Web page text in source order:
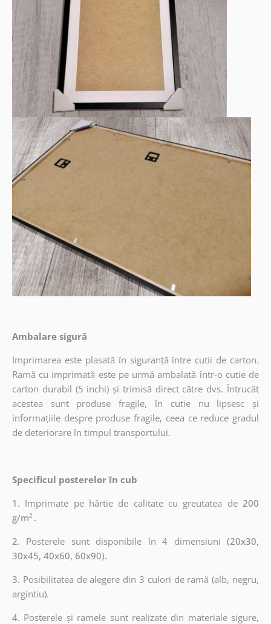
Ambalare sigură
Imprimarea este plasată în siguranță între cutii de carton.
Ramă cu imprimată este pe urmă ambalată într-o cutie de
carton durabil (5 inchi) și trimisă direct către dvs. Întrucât
acestea sunt produse fragile, în cutie nu lipsesc și
informațiile despre produse fragile, ceea ce reduce gradul
de deteriorare în timpul transportului.
Specificul posterelor în cub
1. Imprimate pe hârtie de calitate cu greutatea de200
g/m² .
2. Posterele sunt disponibile în 4 dimensiuni (20x30,
30x45, 40x60, 60x90).
3. Posibilitatea de alegere din 3 culori de ramă (alb, negru,
argintiu).
4. Posterele și ramele sunt realizate din materiale sigure,